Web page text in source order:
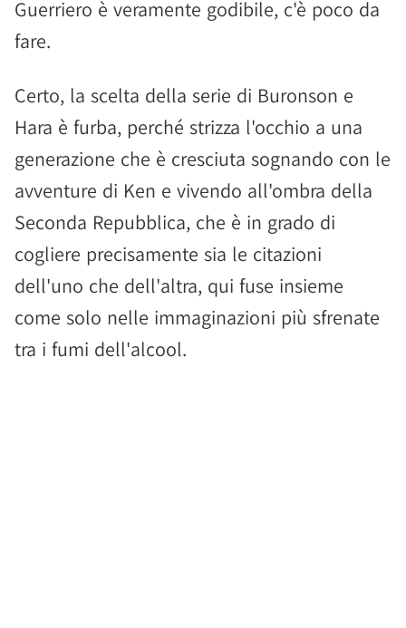
Guerriero è veramente godibile, c'è poco da
fare.
Certo, la scelta della serie di Buronson e
Hara è furba, perché strizza l'occhio a una
generazione che è cresciuta sognando con le
avventure di Ken e vivendo all'ombra della
Seconda Repubblica, che è in grado di
cogliere precisamente sia le citazioni
dell'uno che dell'altra, qui fuse insieme
come solo nelle immaginazioni più sfrenate
tra i fumi dell'alcool.